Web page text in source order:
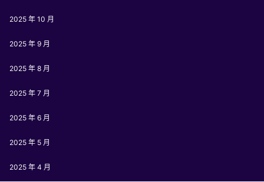
2025 年 10 月
2025 年 9 月
2025 年 8 月
2025 年 7 月
2025 年 6 月
2025 年 5 月
2025 年 4 月